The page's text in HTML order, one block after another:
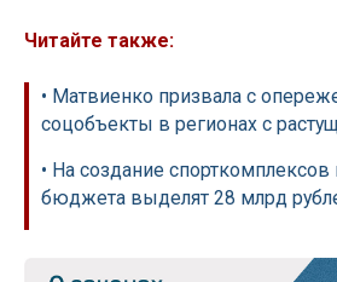
Читайте также:
• Матвиенко призвала с
соцобъекты в регионах с
• На создание
бюджета выделят 28 млрд